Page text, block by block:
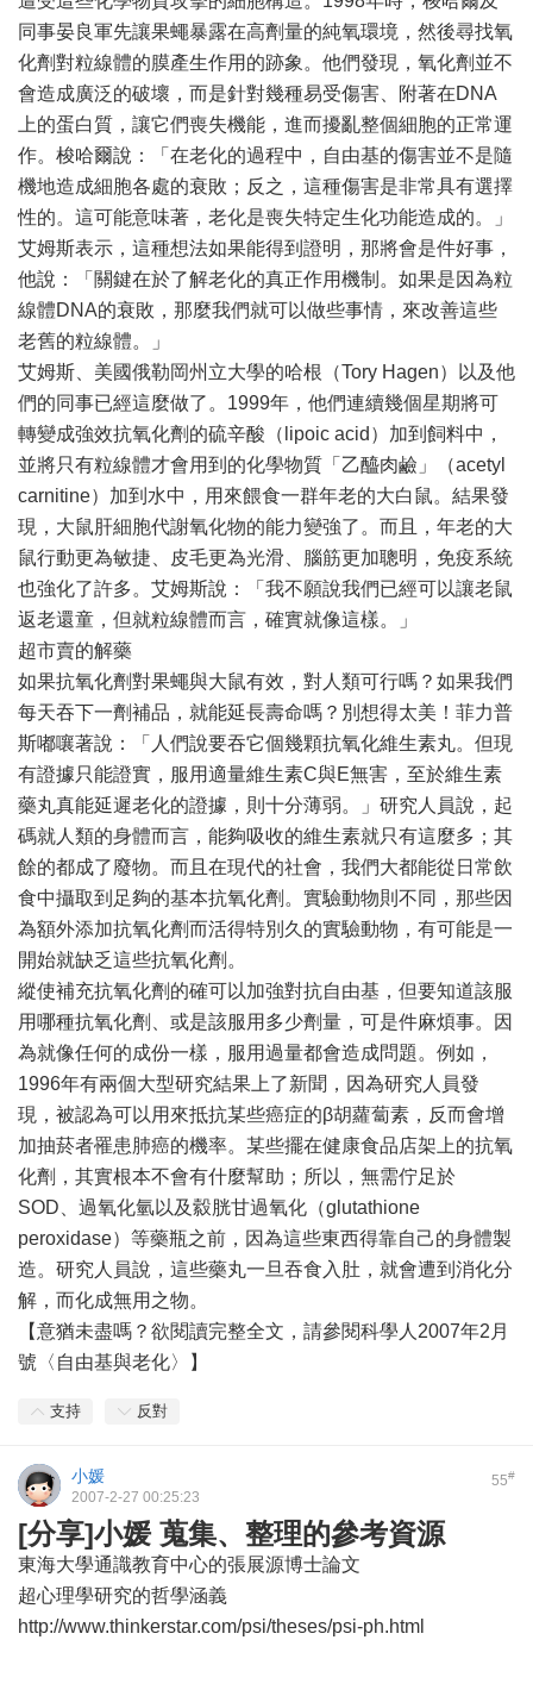
同事晏良軍先讓果蠅暴露在高劑量的純氧環境，然後尋找氧
化劑對粒線體的膜產生作用的跡象。他們發現，氧化劑並不
會造成廣泛的破壞，而是針對幾種易受傷害、附著在DNA
上的蛋白質，讓它們喪失機能，進而擾亂整個細胞的正常運
作。梭哈爾說：「在老化的過程中，自由基的傷害並不是隨
機地造成細胞各處的衰敗；反之，這種傷害是非常具有選擇
性的。這可能意味著，老化是喪失特定生化功能造成的。」
艾姆斯表示，這種想法如果能得到證明，那將會是件好事，
他說：「關鍵在於了解老化的真正作用機制。如果是因為粒
線體DNA的衰敗，那麼我們就可以做些事情，來改善這些
老舊的粒線體。」
艾姆斯、美國俄勒岡州立大學的哈根（Tory Hagen）以及他
們的同事已經這麼做了。1999年，他們連續幾個星期將可
轉變成強效抗氧化劑的硫辛酸（lipoic acid）加到飼料中，
並將只有粒線體才會用到的化學物質「乙醯肉鹼」（acetyl
carnitine）加到水中，用來餵食一群年老的大白鼠。結果發
現，大鼠肝細胞代謝氧化物的能力變強了。而且，年老的大
鼠行動更為敏捷、皮毛更為光滑、腦筋更加聰明，免疫系統
也強化了許多。艾姆斯說：「我不願說我們已經可以讓老鼠
返老還童，但就粒線體而言，確實就像這樣。」
超市賣的解藥
如果抗氧化劑對果蠅與大鼠有效，對人類可行嗎？如果我們
每天吞下一劑補品，就能延長壽命嗎？別想得太美！菲力普
斯嘟嚷著說：「人們說要吞它個幾顆抗氧化維生素丸。但現
有證據只能證實，服用適量維生素C與E無害，至於維生素
藥丸真能延遲老化的證據，則十分薄弱。」研究人員說，起
碼就人類的身體而言，能夠吸收的維生素就只有這麼多；其
餘的都成了廢物。而且在現代的社會，我們大都能從日常飲
食中攝取到足夠的基本抗氧化劑。實驗動物則不同，那些因
為額外添加抗氧化劑而活得特別久的實驗動物，有可能是一
開始就缺乏這些抗氧化劑。
縱使補充抗氧化劑的確可以加強對抗自由基，但要知道該服
用哪種抗氧化劑、或是該服用多少劑量，可是件麻煩事。因
為就像任何的成份一樣，服用過量都會造成問題。例如，
1996年有兩個大型研究結果上了新聞，因為研究人員發
現，被認為可以用來抵抗某些癌症的β胡蘿蔔素，反而會增
加抽菸者罹患肺癌的機率。某些擺在健康食品店架上的抗氧
化劑，其實根本不會有什麼幫助；所以，無需佇足於
SOD、過氧化氫以及縠胱甘過氧化（glutathione
peroxidase）等藥瓶之前，因為這些東西得靠自己的身體製
造。研究人員說，這些藥丸一旦吞食入肚，就會遭到消化分
解，而化成無用之物。
【意猶未盡嗎？欲閱讀完整全文，請參閱科學人2007年2月
號〈自由基與老化〉】
支持 反對
55#
小媛
2007-2-27 00:25:23
[分享]小媛 蒐集、整理的參考資源
東海大學通識教育中心的張展源博士論文
超心理學研究的哲學涵義
http://www.thinkerstar.com/psi/theses/psi-ph.html